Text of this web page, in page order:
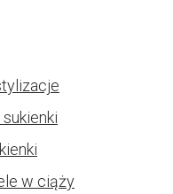
w ciąży